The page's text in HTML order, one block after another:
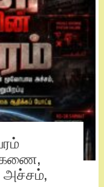
அச்சம்,